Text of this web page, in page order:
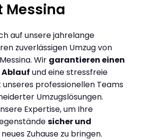
Messina
auf unsere jahrelange
zuverlässigen Umzug von
Wir garantieren einen
Ablauf und eine stressfreie
unseres professionellen Teams
Umzugslösungen.
Expertise, um Ihre
sicher und
Zuhause zu bringen.